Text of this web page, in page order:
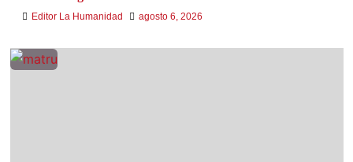
Editor La Humanidad agosto 6, 2026